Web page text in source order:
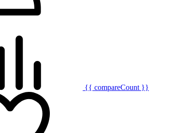
{{ compareCount }}